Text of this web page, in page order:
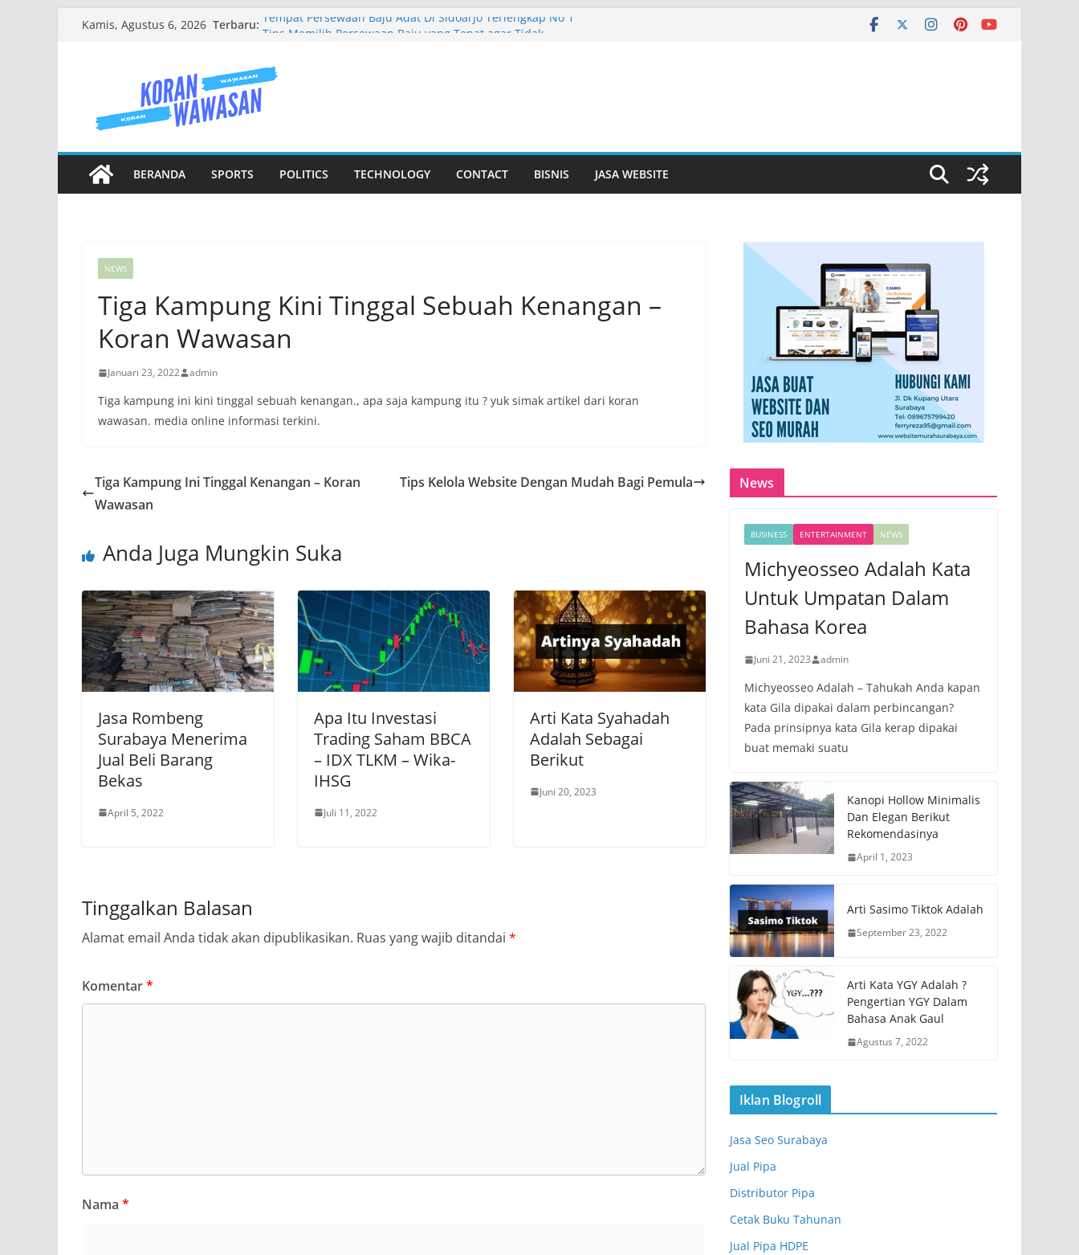
Kamis, Agustus 6, 2026 Terbaru: Tempat Persewaan Baju Adat Di Sidoarjo Terlengkap No 1
Jenis Jenis Karangan Bunga Yang Sering Kita Jumpai
BERANDA SPORTS POLITICS TECHNOLOGY CONTACT BISNIS JASA WEBSITE
NEWS
Tiga Kampung Kini Tinggal Sebuah Kenangan –
Koran Wawasan
Januari 23, 2022 admin
Tiga kampung ini kini tinggal sebuah kenangan., apa saja kampung itu ? yuk simak artikel dari koran
wawasan. media online informasi terkini.
Tiga Kampung Ini Tinggal Kenangan – Koran
Wawasan
Tips Kelola Website Dengan Mudah Bagi Pemula
Anda Juga Mungkin Suka
Jasa Rombeng
Surabaya Menerima
Jual Beli Barang
Bekas
April 5, 2022
Apa Itu Investasi
Trading Saham BBCA
– IDX TLKM – Wika-
IHSG
Juli 11, 2022
Arti Kata Syahadah
Adalah Sebagai
Berikut
Juni 20, 2023
Tinggalkan Balasan
Alamat email Anda tidak akan dipublikasikan. Ruas yang wajib ditandai *
Komentar*
Nama *
News
BUSINESS ENTERTAINMENT NEWS
Michyeosseo Adalah Kata
Untuk Umpatan Dalam
Bahasa Korea
Juni 21, 2023 admin
Michyeosseo Adalah – Tahukah Anda kapan
kata Gila dipakai dalam perbincangan?
Pada prinsipnya kata Gila kerap dipakai
buat memaki suatu
Kanopi Hollow Minimalis
Dan Elegan Berikut
Rekomendasinya
April 1, 2023
Arti Sasimo Tiktok Adalah
September 23, 2022
Arti Kata YGY Adalah ?
Pengertian YGY Dalam
Bahasa Anak Gaul
Agustus 7, 2022
Iklan Blogroll
Jasa Seo Surabaya
Jual Pipa
Distributor Pipa
Cetak Buku Tahunan
Jual Pipa HDPE